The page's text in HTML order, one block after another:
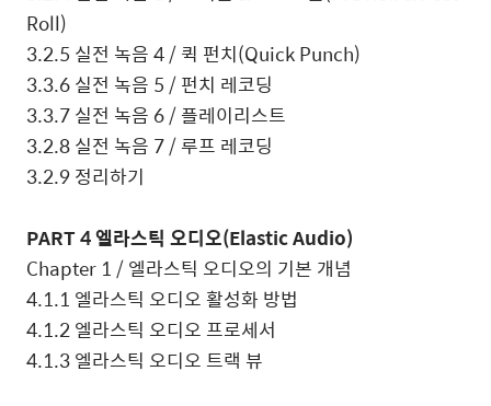
Roll)
3.2.5 실전 녹음4 /퀵 펀치(Quick Punch)
3.3.6실전 녹음 5 /펀치 레코딩
3.3.7실전 녹음 6 /플레이리스트
3.2.8실전 녹음 7 /루프 레코딩
3.2.9정리하기
PART 4엘라스틱 오디오(Elastic Audio)
Chapter 1 /엘라스틱 오디오의 기본 개념
4.1.1 엘라스틱 오디오 활성화 방법
4.1.2엘라스틱 오디오 프로세서
4.1.3엘라스틱 오디오 트랙 뷰